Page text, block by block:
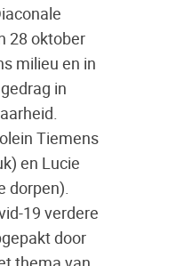
28 oktober
milieu en in
in
Tiemens
en Lucie
dorpen).
19 verdere
door